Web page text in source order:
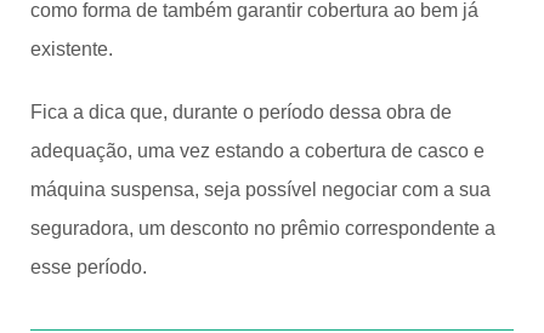
como forma de também garantir cobertura ao bem já
existente.
Fica a dica que, durante o período dessa obra de
adequação, uma vez estando a cobertura de casco e
máquina suspensa, seja possível negociar com a sua
seguradora, um desconto no prêmio correspondente a
esse período.